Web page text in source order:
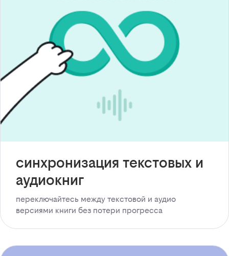
синхронизация текстовых и
аудиокниг
переключайтесь между текстовой и аудио
версиями книги без потери прогресса